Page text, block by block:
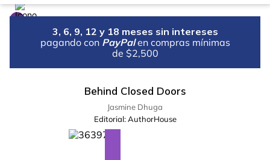
3, 6, 9, 12 y 18 meses sin intereses
pagando con PayPal en compras mínimas
de $2,500
Behind Closed Doors
Jasmine Dhuga
Editorial: AuthorHouse